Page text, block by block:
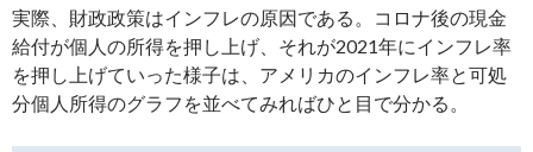
実際、財政政策はインフレの原因である。コロナ後の現金
給付が個人の所得を押し上げ、それが2021年にインフレ率
を押し上げていった様子は、アメリカのインフレ率と可処
分個人所得のグラフを並べてみればひと目で分かる。